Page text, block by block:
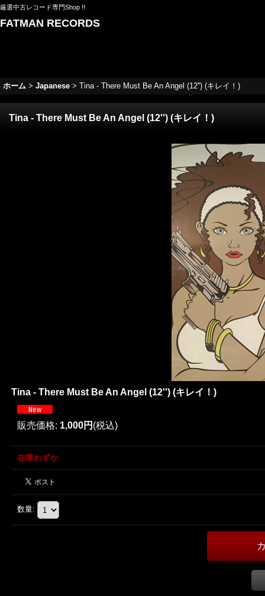
厳選中古レコード専門Shop !!
FATMAN RECORDS
ホーム > Japanese > Tina - There Must Be An Angel (12'') (キレイ！)
Tina - There Must Be An Angel (12'') (キレイ！)
Tina - There Must Be An Angel (12'') (キレイ！)
販売価格: 1,000円 (税込)
在庫わずか
数量: